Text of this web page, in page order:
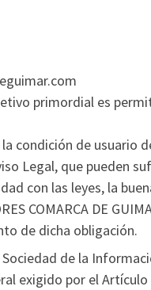
primordial es
condición de usuario
Legal, que pueden
con las leyes, la
COMARCA DE
de dicha obligación.
de la
exigido por el Artículo